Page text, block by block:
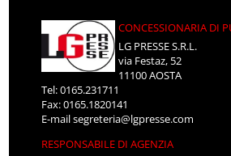
CONCESSIONARIA DI
LG PRESSE S.R.L.
via Festaz, 52
11100 AOSTA
Tel: 0165.231711
Fax: 0165.1820141
E-mailsegreteria@lgpresse.com
RESPONSABILE DI AGENZIA